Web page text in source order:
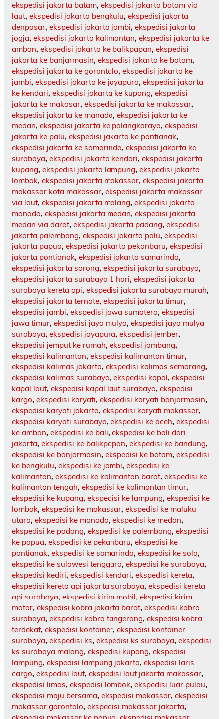
ekspedisi jakarta batam, ekspedisi jakarta batam via
laut, ekspedisi jakarta bengkulu, ekspedisi jakarta
denpasar, ekspedisi jakarta jambi, ekspedisi jakarta
jogja, ekspedisi jakarta kalimantan, ekspedisi jakarta ke
ambon, ekspedisi jakarta ke balikpapan, ekspedisi
jakarta ke banjarmasin, ekspedisi jakarta ke batam,
ekspedisi jakarta ke gorontalo, ekspedisi jakarta ke
jambi, ekspedisi jakarta ke jayapura, ekspedisi jakarta
ke kendari, ekspedisi jakarta ke kupang, ekspedisi
jakarta ke makasar, ekspedisi jakarta ke makassar,
ekspedisi jakarta ke manado, ekspedisi jakarta ke
medan, ekspedisi jakarta ke palangkaraya, ekspedisi
jakarta ke palu, ekspedisi jakarta ke pontianak,
ekspedisi jakarta ke samarinda, ekspedisi jakarta ke
surabaya, ekspedisi jakarta kendari, ekspedisi jakarta
kupang, ekspedisi jakarta lampung, ekspedisi jakarta
lombok, ekspedisi jakarta makassar, ekspedisi jakarta
makassar kota makassar, ekspedisi jakarta makassar
via laut, ekspedisi jakarta malang, ekspedisi jakarta
manado, ekspedisi jakarta medan, ekspedisi jakarta
medan via darat, ekspedisi jakarta padang, ekspedisi
jakarta palembang, ekspedisi jakarta palu, ekspedisi
jakarta papua, ekspedisi jakarta pekanbaru, ekspedisi
jakarta pontianak, ekspedisi jakarta samarinda,
ekspedisi jakarta sorong, ekspedisi jakarta surabaya,
ekspedisi jakarta surabaya 1 hari, ekspedisi jakarta
surabaya kereta api, ekspedisi jakarta surabaya murah,
ekspedisi jakarta ternate, ekspedisi jakarta timur,
ekspedisi jambi, ekspedisi jawa sumatera, ekspedisi
jawa timur, ekspedisi jaya mulya, ekspedisi jaya mulya
surabaya, ekspedisi jayapura, ekspedisi jember,
ekspedisi jemput ke rumah, ekspedisi jombang,
ekspedisi kalimantan, ekspedisi kalimantan timur,
ekspedisi kalimas jakarta, ekspedisi kalimas semarang,
ekspedisi kalimas surabaya, ekspedisi kapal, ekspedisi
kapal laut, ekspedisi kapal laut surabaya, ekspedisi
kargo, ekspedisi karyati, ekspedisi karyati banjarmasin,
ekspedisi karyati jakarta, ekspedisi karyati makassar,
ekspedisi karyati surabaya, ekspedisi ke aceh, ekspedisi
ke ambon, ekspedisi ke bali, ekspedisi ke bali dari
jakarta, ekspedisi ke balikpapan, ekspedisi ke bandung,
ekspedisi ke banjarmasin, ekspedisi ke batam, ekspedisi
ke bengkulu, ekspedisi ke jambi, ekspedisi ke
kalimantan, ekspedisi ke kalimantan barat, ekspedisi ke
kalimantan tengah, ekspedisi ke kalimantan timur,
ekspedisi ke kupang, ekspedisi ke lampung, ekspedisi ke
lombok, ekspedisi ke makassar, ekspedisi ke maluku
utara, ekspedisi ke manado, ekspedisi ke medan,
ekspedisi ke padang, ekspedisi ke palembang, ekspedisi
ke papua, ekspedisi ke pekanbaru, ekspedisi ke
pontianak, ekspedisi ke samarinda, ekspedisi ke solo,
ekspedisi ke sulawesi tenggara, ekspedisi ke surabaya,
ekspedisi kediri, ekspedisi kendari, ekspedisi kereta,
ekspedisi kereta api jakarta surabaya, ekspedisi kereta
api surabaya, ekspedisi kirim mobil, ekspedisi kirim
motor, ekspedisi kobra jakarta barat, ekspedisi kobra
surabaya, ekspedisi kobra tangerang, ekspedisi kobra
terdekat, ekspedisi kontainer, ekspedisi kontainer
surabaya, ekspedisi ks, ekspedisi ks surabaya, ekspedisi
ks surabaya malang, ekspedisi kupang, ekspedisi
lampung, ekspedisi lampung jakarta, ekspedisi laris
cargo, ekspedisi laut, ekspedisi laut jakarta makassar,
ekspedisi limas, ekspedisi lombok, ekspedisi luar pulau,
ekspedisi maju bersama, ekspedisi makassar, ekspedisi
makassar gorontalo, ekspedisi makassar jakarta,